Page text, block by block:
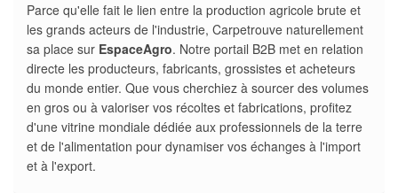
Parce qu'elle fait le lien entre la production agricole brute et
les grands acteurs de l'industrie, Carpetrouve naturellement
sa place sur EspaceAgro. Notre portail B2B met en relation
directe les producteurs, fabricants, grossistes et acheteurs
du monde entier. Que vous cherchiez à sourcer des volumes
en gros ou à valoriser vos récoltes et fabrications, profitez
d'une vitrine mondiale dédiée aux professionnels de la terre
et de l'alimentation pour dynamiser vos échanges à l'import
et à l'export.